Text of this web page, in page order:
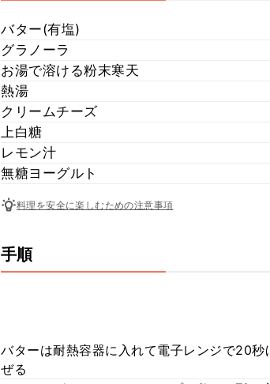
バター(有塩)
グラノーラ
お湯で溶ける粉末寒天
熱湯
クリームチーズ
上白糖
レモン汁
無糖ヨーグルト
料理を安全に楽しむための注意事項
手順
バターは耐熱容器に入れて電子レンジで20
ぜる